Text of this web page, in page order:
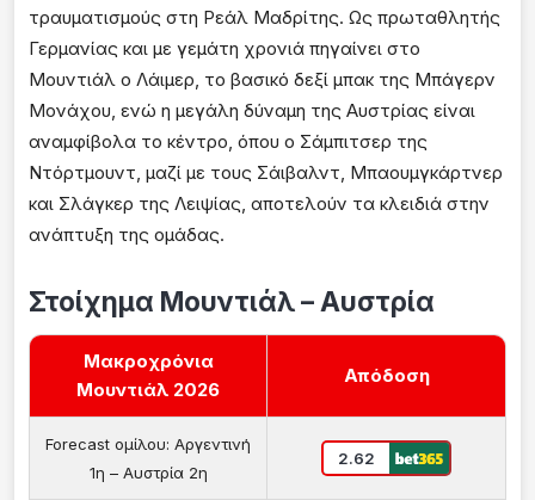
τραυματισμούς στη Ρεάλ Μαδρίτης. Ως πρωταθλητής
Γερμανίας και με γεμάτη χρονιά πηγαίνει στο
Μουντιάλ ο Λάιμερ, το βασικό δεξί μπακ της Μπάγερν
Μονάχου, ενώ η μεγάλη δύναμη της Αυστρίας είναι
αναμφίβολα το κέντρο, όπου ο Σάμπιτσερ της
Ντόρτμουντ, μαζί με τους Σάιβαλντ, Μπαουμγκάρτνερ
και Σλάγκερ της Λειψίας, αποτελούν τα κλειδιά στην
ανάπτυξη της ομάδας.
Στοίχημα Μουντιάλ – Αυστρία
Μακροχρόνια
Μουντιάλ 2026
Απόδοση
Forecast ομίλου: Αργεντινή
1η – Αυστρία 2η
2.62